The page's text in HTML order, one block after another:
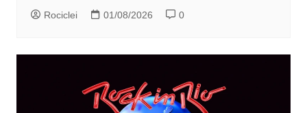
Rociclei 01/08/2026 0